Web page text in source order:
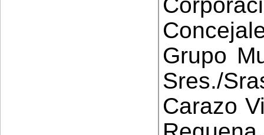
Grupo
Sres./
Carazo